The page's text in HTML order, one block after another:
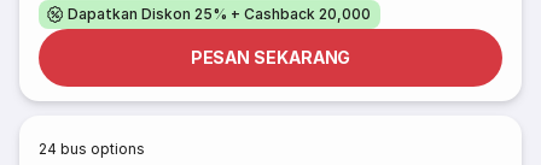
Dapatkan Diskon 25% + Cashback 20,000
PESAN SEKARANG
24 bus options